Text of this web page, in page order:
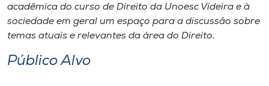
Biblioteca
Editora
acadêmica do curso de Direito da Unoesc Videira e à
sociedade em geral um espaço para a discussão sobre
temas atuais e relevantes da área do Direito.
Público Alvo